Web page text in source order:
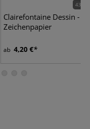
43
Clairefontaine Dessin -
Zeichenpapier
ab 4,20 €